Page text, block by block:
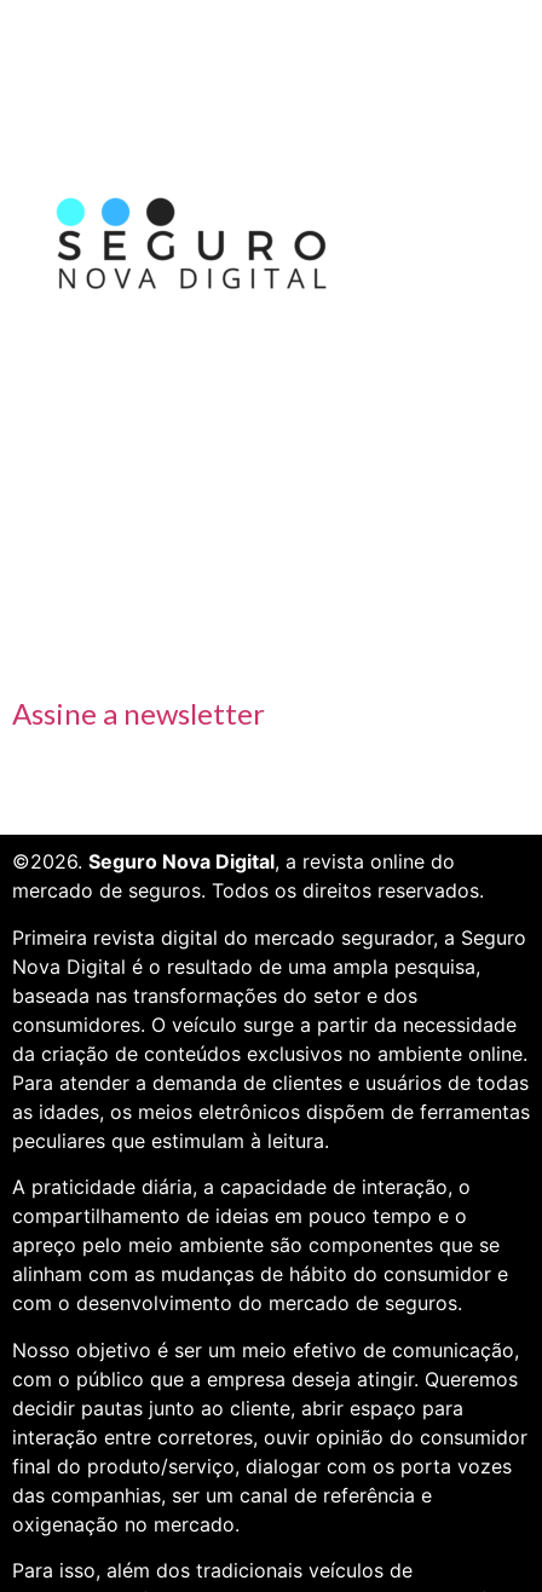
Assine a newsletter
©2026. Seguro Nova Digital, a revista online do
mercado de seguros. Todos os direitos reservados.
Primeira revista digital do mercado segurador, a Seguro
Nova Digital é o resultado de uma ampla pesquisa,
baseada nas transformações do setor e dos
consumidores. O veículo surge a partir da necessidade
da criação de conteúdos exclusivos no ambiente online.
Para atender a demanda de clientes e usuários de todas
as idades, os meios eletrônicos dispõem de ferramentas
peculiares que estimulam à leitura.
A praticidade diária, a capacidade de interação, o
compartilhamento de ideias em pouco tempo e o
apreço pelo meio ambiente são componentes que se
alinham com as mudanças de hábito do consumidor e
com o desenvolvimento do mercado de seguros.
Nosso objetivo é ser um meio efetivo de comunicação,
com o público que a empresa deseja atingir. Queremos
decidir pautas junto ao cliente, abrir espaço para
interação entre corretores, ouvir opinião do consumidor
final do produto/serviço, dialogar com os porta vozes
das companhias, ser um canal de referência e
oxigenação no mercado.
Para isso, além dos tradicionais veículos de